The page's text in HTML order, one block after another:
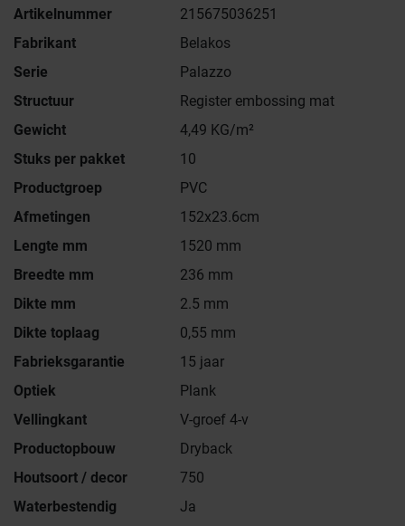
Artikelnummer
215675036251
Fabrikant
Belakos
Serie
Palazzo
Structuur
Register embossing mat
Gewicht
4,49 KG/m²
Stuks per pakket
10
Productgroep
PVC
Afmetingen
152x23.6cm
Lengte mm
1520 mm
Breedte mm
236 mm
Dikte mm
2.5 mm
Dikte toplaag
0,55 mm
Fabrieksgarantie
15 jaar
Optiek
Plank
Vellingkant
V-groef 4-v
Productopbouw
Dryback
Houtsoort / decor
750
Waterbestendig
Ja